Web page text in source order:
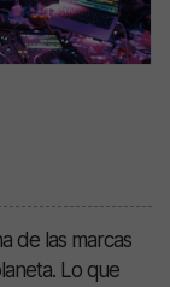
de las marcas
Lo que